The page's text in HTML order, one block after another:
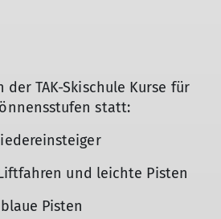
der TAK-Skischule Kurse für
statt:
und leichte Pisten
Pisten